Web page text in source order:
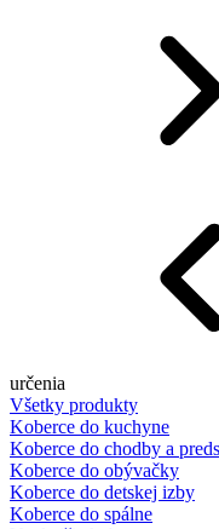
určenia
Všetky produkty
Koberce do kuchyne
Koberce do chodby a
Koberce do obývačky
Koberce do detskej izby
Koberce do spálne